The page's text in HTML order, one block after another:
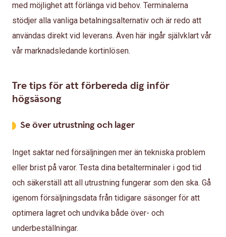
med möjlighet att förlänga vid behov. Terminalerna
stödjer alla vanliga betalningsalternativ och är redo att
användas direkt vid leverans. Även här ingår självklart vår
vår marknadsledande kortinlösen.
Tre tips för att förbereda dig inför
högsäsong
Se över utrustning och lager
Inget saktar ned försäljningen mer än tekniska problem
eller brist på varor. Testa dina betalterminaler i god tid
och säkerställ att all utrustning fungerar som den ska. Gå
igenom försäljningsdata från tidigare säsonger för att
optimera lagret och undvika både över- och
underbeställningar.